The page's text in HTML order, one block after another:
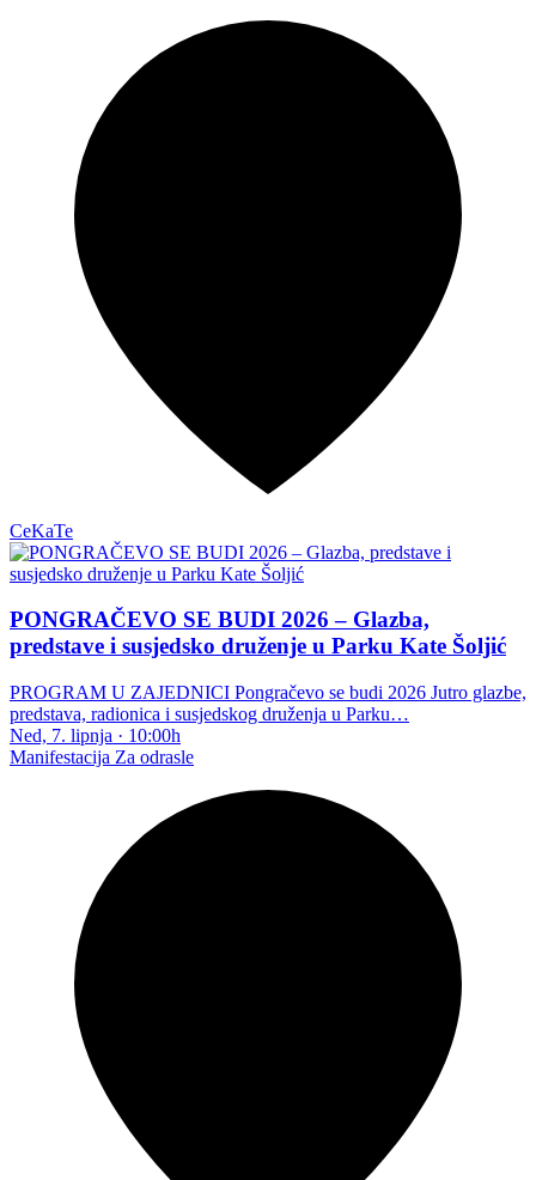
CeKaTe
PONGRAČEVO SE BUDI 2026 – Glazba,
predstave i susjedsko druženje u Parku Kate Šoljić
PROGRAM U ZAJEDNICI Pongračevo se budi 2026 Jutro glazbe,
predstava, radionica i susjedskog druženja u Parku…
Ned, 7. lipnja · 10:00h
Manifestacija Za odrasle